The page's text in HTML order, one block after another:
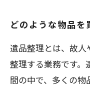
どのような物品を
遺品整理とは、故人
整理する業務です。
間の中で、多くの